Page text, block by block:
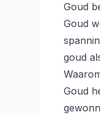
Goud
Goud
goud
Goud